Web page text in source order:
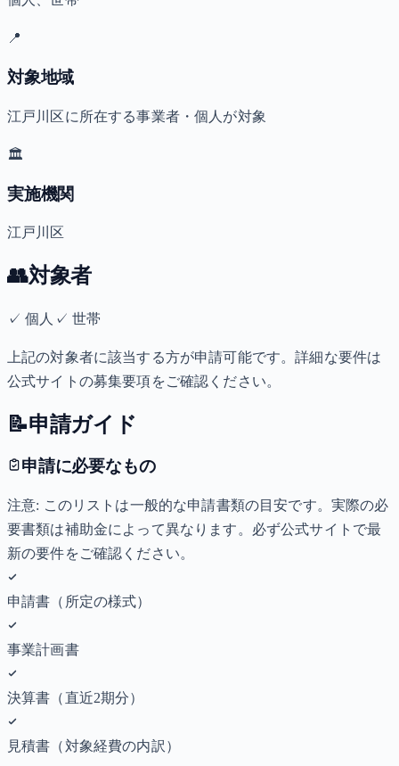
📍
対象地域
江戸川区に所在する事業者・個人が対象
🏛️
実施機関
江戸川区
👥対象者
✓個人 ✓ 世帯
上記の対象者に該当する方が申請可能です。詳細な要件は
公式サイトの募集要項をご確認ください。
📝申請ガイド
申請に必要なもの
注意: このリストは一般的な申請書類の目安です。実際の必
要書類は補助金によって異なります。必ず公式サイトで最
新の要件をご確認ください。
申請書（所定の様式）
事業計画書
決算書（直近2期分）
見積書（対象経費の内訳）